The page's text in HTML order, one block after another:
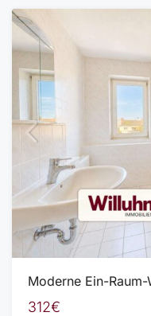
312€